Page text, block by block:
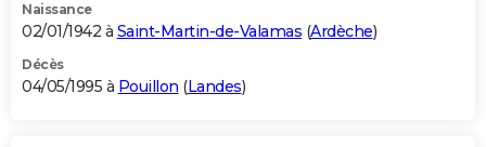
Naissance
02/01/1942 à Saint-Martin-de-Valamas (Ardèche)
Décès
04/05/1995 à Pouillon (Landes)